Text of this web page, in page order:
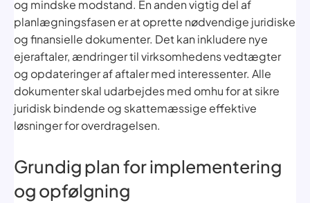
og mindske modstand. En anden vigtig del af
planlægningsfasen er at oprette nødvendige juridiske
og finansielle dokumenter. Det kan inkludere nye
ejeraftaler, ændringer til virksomhedens vedtægter
og opdateringer af aftaler med interessenter. Alle
dokumenter skal udarbejdes med omhu for at sikre
juridisk bindende og skattemæssige effektive
løsninger for overdragelsen.
Grundig plan for implementering
og opfølgning